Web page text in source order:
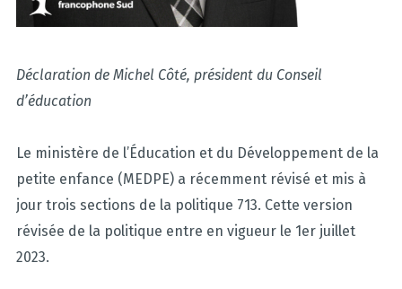
Déclaration de Michel Côté, président du Conseil
d’éducation
Le ministère de l’Éducation et du Développement de la
petite enfance (MEDPE) a récemment révisé et mis à
jour trois sections de la politique 713. Cette version
révisée de la politique entre en vigueur le 1er juillet
2023.